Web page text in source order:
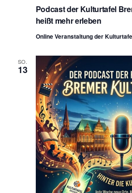
Podcast der Kulturtafel
heißt mehr erleben
Online Veranstaltung der
SO.
13